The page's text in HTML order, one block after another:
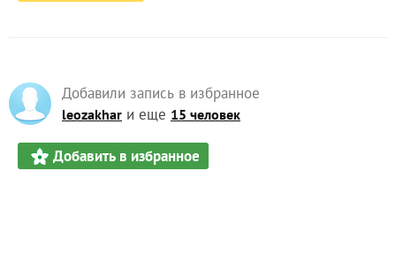
Добавили запись в избранное
leozakhar и еще 15 человек
Добавить в избранное